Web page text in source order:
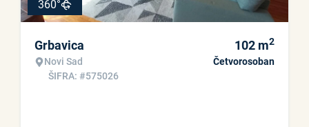
360°
Grbavica
Novi Sad
ŠIFRA: #575026
102 m2
Četvorosoban